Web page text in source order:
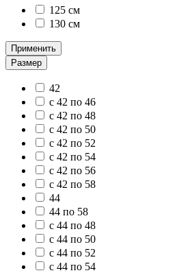
125 см
130 см
Применить
Размер
42
с 42 по 46
с 42 по 48
с 42 по 50
с 42 по 52
с 42 по 54
с 42 по 56
с 42 по 58
44
44 по 58
с 44 по 48
с 44 по 50
с 44 по 52
с 44 по 54